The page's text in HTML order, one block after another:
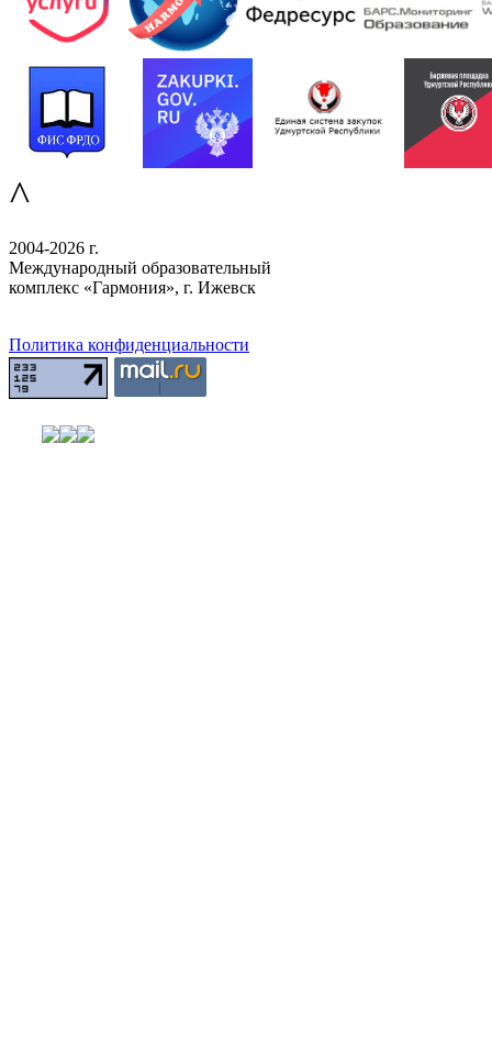
^
2004-2026 г.
Международный образовательный
комплекс «Гармония», г. Ижевск
Политика конфиденциальности